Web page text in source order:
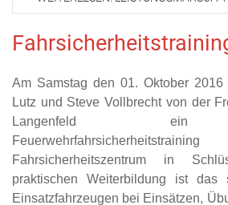
Am Samstag den 01. Oktober 2016
Lutz und Steve Vollbrecht von der
Langenfeld ein
Fahrsicherheitszentrum in
praktischen Weiterbildung ist das
Einsatzfahrzeugen bei Einsätzen,